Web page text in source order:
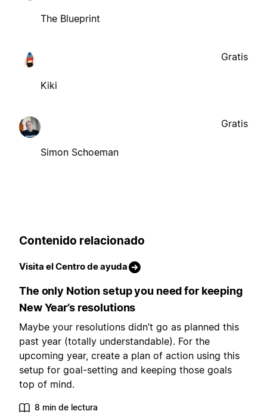
The Blueprint
Kiki
Gratis
Simon Schoeman
Gratis
Contenido relacionado
Visita el Centro de ayuda
The only Notion setup you need for keeping
New Year’s resolutions
Maybe your resolutions didn’t go as planned this
past year (totally understandable). For the
upcoming year, create a plan of action using this
setup for goal-setting and keeping those goals
top of mind.
8 min de lectura